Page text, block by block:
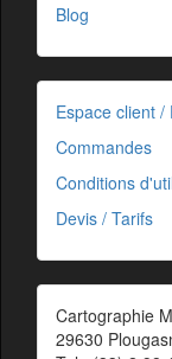
Blog
Espace client /
Commandes
Conditions
Devis / Tarifs
Cartographie
29630